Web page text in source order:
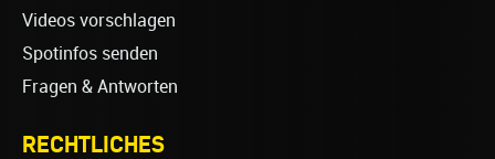
Videos vorschlagen
Spotinfos senden
Fragen & Antworten
RECHTLICHES